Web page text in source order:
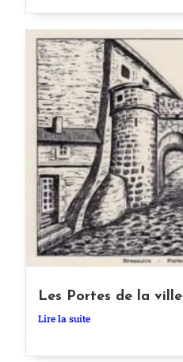
Les Portes de la ville
Lire la suite